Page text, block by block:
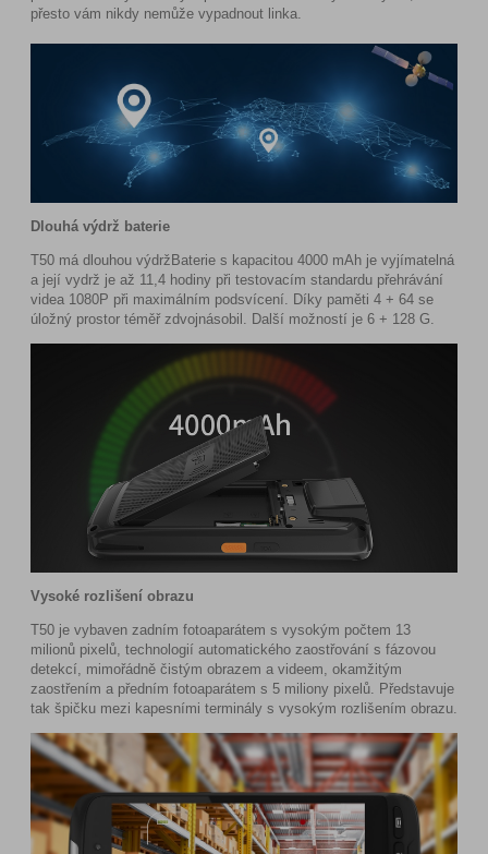
přesto vám nikdy nemůže vypadnout linka.
Dlouhá výdrž baterie
T50 má dlouhou výdržBaterie s kapacitou 4000 mAh je vyjímatelná
a její vydrž je až 11,4 hodiny při testovacím standardu přehrávání
videa 1080P při maximálním podsvícení. Díky paměti 4 + 64 se
úložný prostor téměř zdvojnásobil. Další možností je 6 + 128 G.
Vysoké rozlišení obrazu
T50 je vybaven zadním fotoaparátem s vysokým počtem 13
milionů pixelů, technologií automatického zaostřování s fázovou
detekcí, mimořádně čistým obrazem a videem, okamžitým
zaostřením a předním fotoaparátem s 5 miliony pixelů. Představuje
tak špičku mezi kapesními terminály s vysokým rozlišením obrazu.